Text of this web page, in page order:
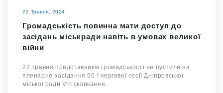
22 Травня, 2024
Громадськість повинна мати доступ до
засідань міськради навіть в умовах великої
війни
22 травня представників громадськості не пустили на
пленарне засідання 50-ї чергової сесії Дніпровської
міської ради VIII скликання.